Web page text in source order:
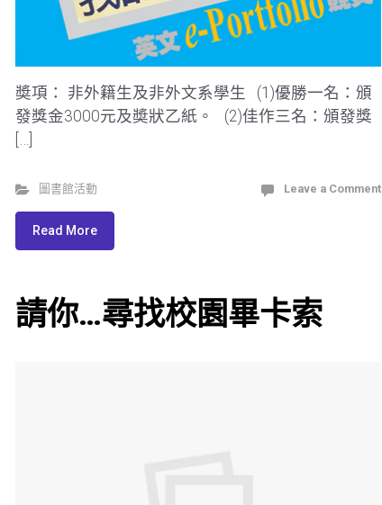
奬項： 非外籍生及非外文系學生 (1)優勝一名：頒
發獎金3000元及奬狀乙紙。 (2)佳作三名：頒發獎
圖書館活動 Leave a Comment
Read More
請你…尋找校園畢卡索